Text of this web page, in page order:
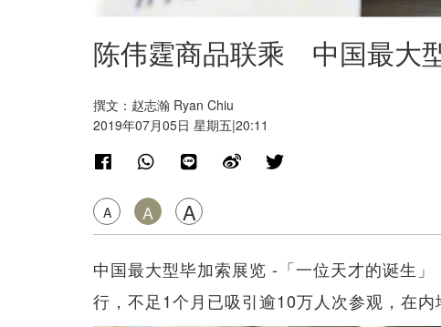
陈伟霆商品联乘 中国最大
撰文：赵志瀚 Ryan Chiu
2019年07月05日 星期五|20:11
A A A
中国最大型毕加索展览 -「一位天才的诞生
行，不足1个月已吸引逾10万人次参观，在内